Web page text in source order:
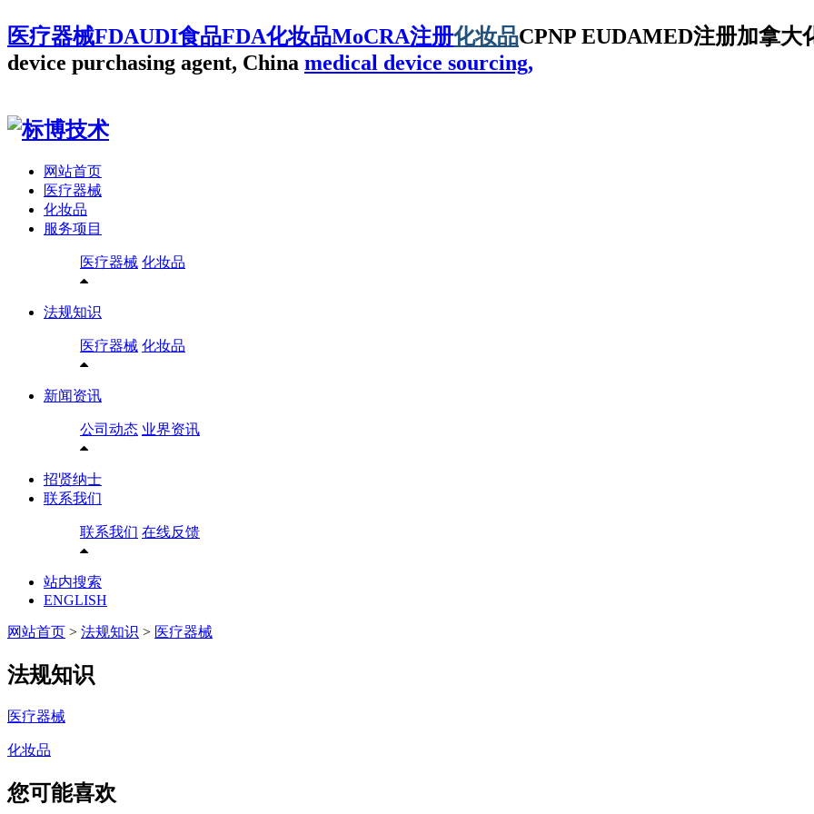
医疗器械FDAUDI食品FDA化妆品MoCRA注册化妆品CPNP EUDAMED注册加拿大
device purchasing agent, China medical device sourcing,
网站首页
医疗器械
化妆品
服务项目
医疗器械 化妆品
法规知识
医疗器械 化妆品
新闻资讯
公司动态 业界资讯
招贤纳士
联系我们
联系我们 在线反馈
站内搜索
ENGLISH
网站首页 > 法规知识 > 医疗器械
法规知识
医疗器械
化妆品
您可能喜欢